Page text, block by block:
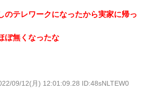
のテレワークになったから実家に帰っ
ぼ無くなったな
09/12(月) 12:01:09.28 ID:48sNLTEW0